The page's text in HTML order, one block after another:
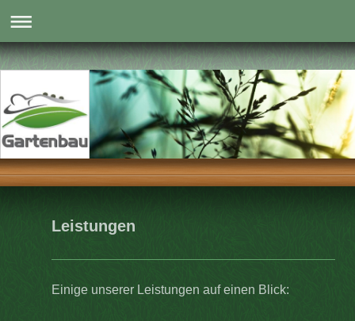
Leistungen
Einige unserer Leistungen auf einen Blick: